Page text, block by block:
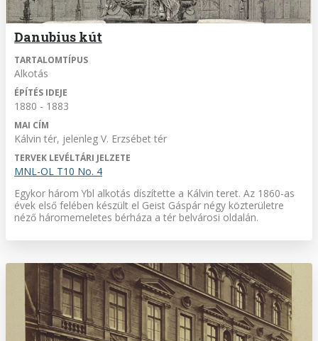
Danubius kút
TARTALOMTÍPUS
Alkotás
ÉPÍTÉS IDEJE
1880 - 1883
MAI CÍM
Kálvin tér, jelenleg V. Erzsébet tér
TERVEK LEVÉLTÁRI JELZETE
MNL-OL T10 No. 4
Egykor három Ybl alkotás díszítette a Kálvin teret. Az 1860-as
évek első felében készült el Geist Gáspár négy közterületre
néző háromemeletes bérháza a tér belvárosi oldalán.